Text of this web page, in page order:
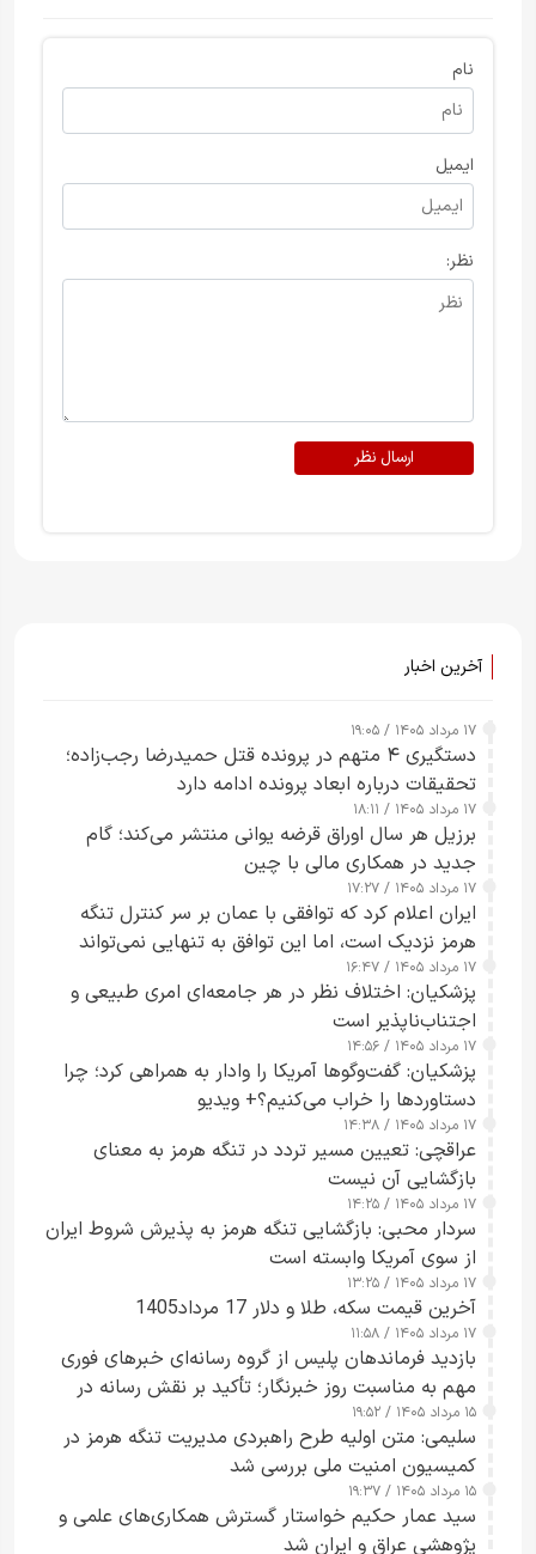
نام
ایمیل
نظر:
ارسال نظر
آخرین اخبار
۱۷ مرداد ۱۴۰۵ / ۱۹:۰۵
دستگیری ۴ متهم در پرونده قتل حمیدرضا رجب‌زاده؛
تحقیقات درباره ابعاد پرونده ادامه دارد
۱۷ مرداد ۱۴۰۵ / ۱۸:۱۱
برزیل هر سال اوراق قرضه یوانی منتشر می‌کند؛ گام
جدید در همکاری مالی با چین
۱۷ مرداد ۱۴۰۵ / ۱۷:۲۷
ایران اعلام کرد که توافقی با عمان بر سر کنترل تنگه
هرمز نزدیک است، اما این توافق به تنهایی نمی‌تواند
آبراه را آزاد کند
۱۷ مرداد ۱۴۰۵ / ۱۶:۴۷
پزشکیان: اختلاف نظر در هر جامعه‌ای امری طبیعی و
اجتناب‌ناپذیر است
۱۷ مرداد ۱۴۰۵ / ۱۴:۵۶
پزشکیان: گفت‌وگوها آمریکا را وادار به همراهی کرد؛ چرا
دستاوردها را خراب می‌کنیم؟+ ویدیو
۱۷ مرداد ۱۴۰۵ / ۱۴:۳۸
عراقچی: تعیین مسیر تردد در تنگه هرمز به معنای
بازگشایی آن نیست
۱۷ مرداد ۱۴۰۵ / ۱۴:۲۵
سردار محبی: بازگشایی تنگه هرمز به پذیرش شروط ایران
از سوی آمریکا وابسته است
۱۷ مرداد ۱۴۰۵ / ۱۳:۲۵
آخرین قیمت سکه، طلا و دلار 17 مرداد1405
۱۷ مرداد ۱۴۰۵ / ۱۱:۵۸
بازدید فرماندهان پلیس از گروه رسانه‌ای خبرهای فوری
مهم به مناسبت روز خبرنگار؛ تأکید بر نقش رسانه در
تقویت امنیت و اعتماد عمومی
۱۵ مرداد ۱۴۰۵ / ۱۹:۵۲
سلیمی: متن اولیه طرح راهبردی مدیریت تنگه هرمز در
کمیسیون امنیت ملی بررسی شد
۱۵ مرداد ۱۴۰۵ / ۱۹:۳۷
سید عمار حکیم خواستار گسترش همکاری‌های علمی و
پژوهشی عراق و ایران شد